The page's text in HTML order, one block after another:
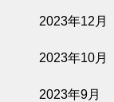
2023年12月
2023年10月
2023年9月